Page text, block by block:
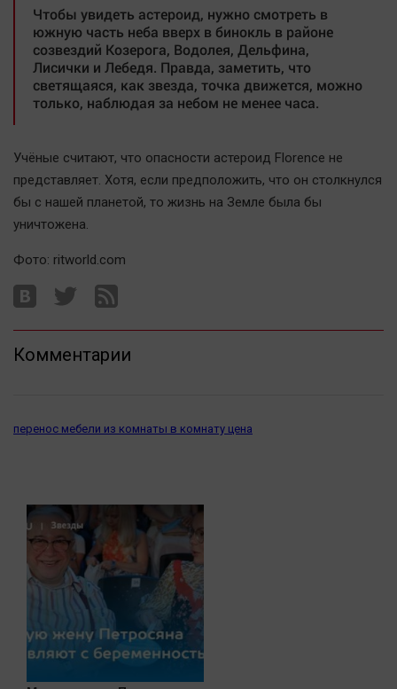
Отраслевые темы
Hедвижимость
Образование
Автомобили
XX век: криминальные уроки
Медиаграмотность
Медицина
Прогулки по городу Ч
Спецпроект
Челябинск космический
English version
Афиша
Блогеркуль
Быстрый медиазавод
Вирус чтения
Вкусное
Чтобы увидеть астероид, нужно смотреть в
южную часть неба вверх в бинокль в районе
созвездий Козерога, Водолея, Дельфина,
Лисички и Лебедя. Правда, заметить, что
светящаяся, как звезда, точка движется, можно
только, наблюдая за небом не менее часа.
Учёные считают, что опасности астероид Florence не
представляет. Хотя, если предположить, что он столкнулся
бы с нашей планетой, то жизнь на Земле была бы
уничтожена.
Фото: ritworld.com
Комментарии
перенос мебели из комнаты в комнату цена